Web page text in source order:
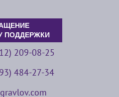
ПОДДЕРЖКИ
209-08-25
484-27-34